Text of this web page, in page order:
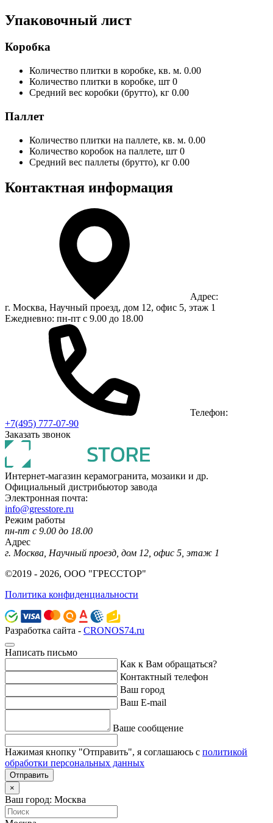
Упаковочный лист
Коробка
Количество плитки в коробке, кв. м. 0.00
Количество плитки в коробке, шт 0
Средний вес коробки (брутто), кг 0.00
Паллет
Количество плитки на паллете, кв. м. 0.00
Количество коробок на паллете, шт 0
Средний вес паллеты (брутто), кг 0.00
Контактная информация
Адрес:
г. Москва, Научный проезд, дом 12, офис 5, этаж 1
Ежедневно: пн-пт с 9.00 до 18.00
Телефон:
+7(495) 777-07-90
Заказать звонок
Интернет-магазин керамогранита, мозаики и др.
Официальный дистрибьютор завода
Электронная почта:
info@gresstore.ru
Режим работы
пн-пт с 9.00 до 18.00
Адрес
г. Москва, Научный проезд, дом 12, офис 5, этаж 1
©2019 - 2026, ООО "ГРЕССТОР"
Политика конфиденциальности
Разработка сайта - CRONOS74.ru
Написать письмо
Как к Вам обращаться?
Контактный телефон
Ваш город
Ваш E-mail
Ваше сообщение
Нажимая кнопку "Отправить", я соглашаюсь с политикой
обработки персональных данных
Отправить
×
Ваш город: Москва